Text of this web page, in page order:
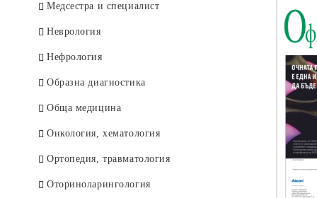
Медсестра и специалист
Неврология
Нефрология
Образна диагностика
Обща медицина
Онкология, хематология
Ортопедия, травматология
Оториноларингология